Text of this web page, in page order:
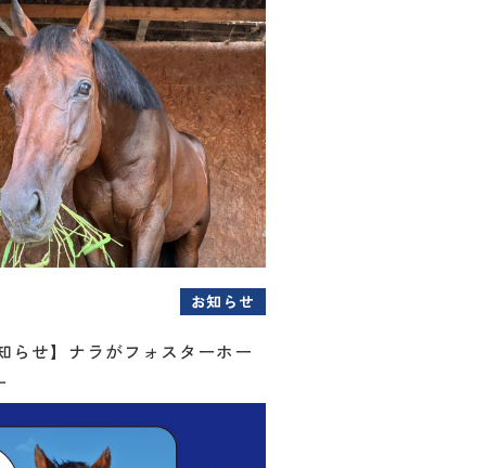
お知らせ
らせ】ナラがフォスターホー